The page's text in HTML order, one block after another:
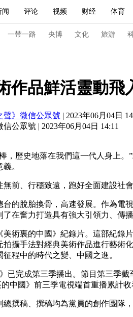
闻 评论 视频 财经 体育
中国领导人 央视快评 习式妙语
节目单 听音 微视频 主持人
Монгол
一带一路 央博 文化 旅游
评论 经济 军事 科技
小央直播 直播中国 熊猫频道
2026年世界杯 2026年冬奥会
匹克频道 生活体育大会 体育江
振兴 生态环境 一带一路 央博
作品鮮活靈動飛
聲》微信公眾號 | 2023年06月04日
公眾號 | 2023年06月04日 14:11
歷史地落在我們這一代人身上。
。
、行穩致遠，跑好全面建設社會
脫胎換骨，高速發展。作為電視
在奮力打造具有強大引領力、傳
裏的中國》紀錄片。這部紀錄片
攝手法對經典美術作品進行藝
程中的時代之變、中國之進。
完成第三季播出。節目第三季截
中國》前三季電視端首重播累計
稿、撰稿均為黨員的創作團隊，